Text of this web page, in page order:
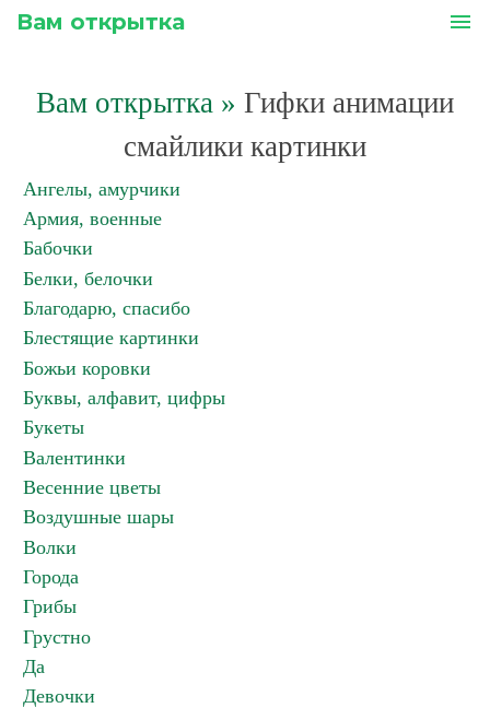
Вам открытка menu
Вам открытка » Гифки анимации
смайлики картинки
Ангелы, амурчики
Армия, военные
Бабочки
Белки, белочки
Благодарю, спасибо
Блестящие картинки
Божьи коровки
Буквы, алфавит, цифры
Букеты
Валентинки
Весенние цветы
Воздушные шары
Волки
Города
Грибы
Грустно
Да
Девочки